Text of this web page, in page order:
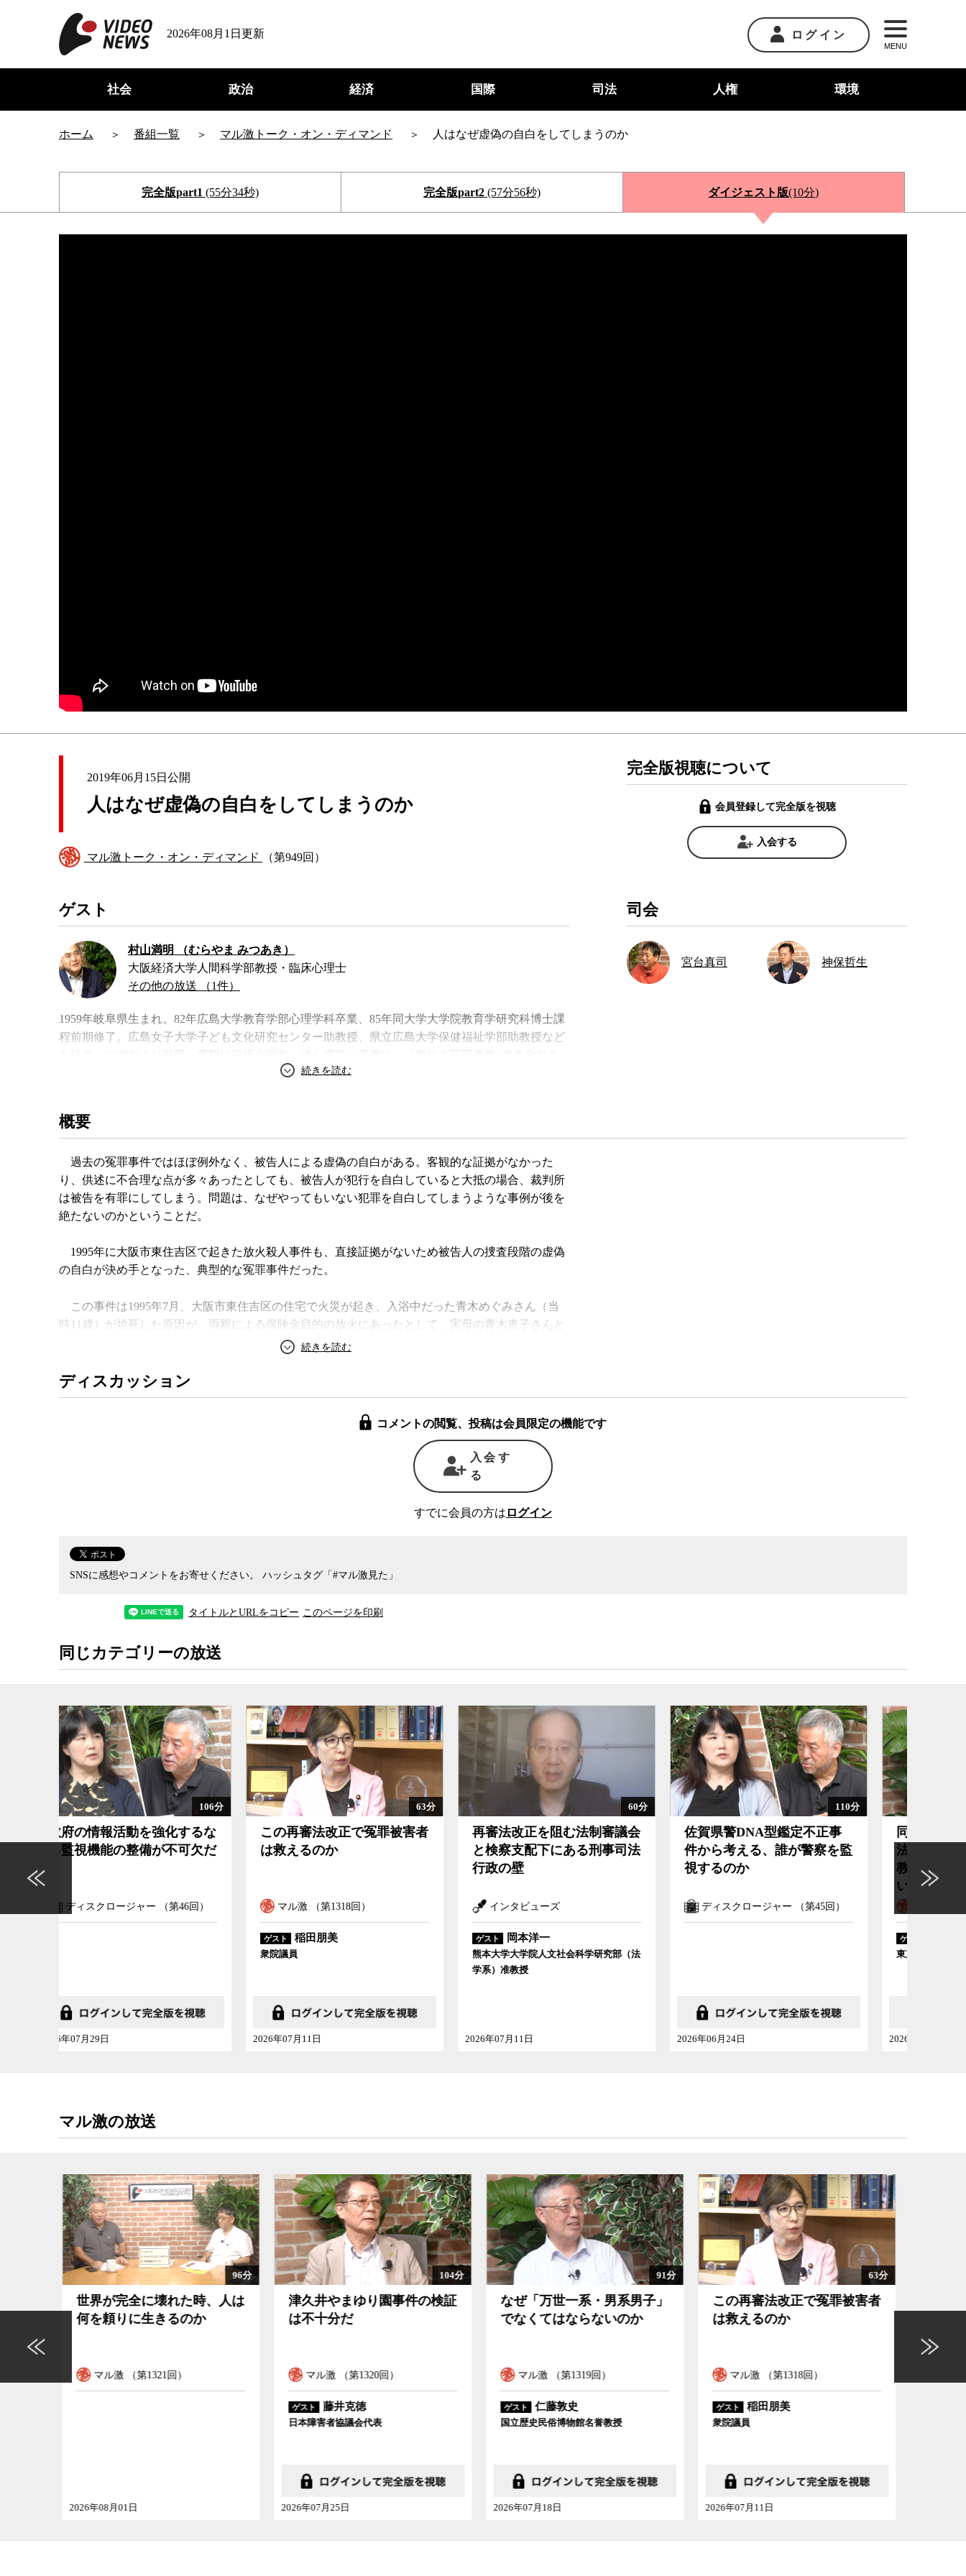
2026年08月1日更新 ログイン
MENU
社会 政治 経済 国際 司法 人権 環境
ホーム 番組一覧 マル激トーク・オン・ディマンド 人はなぜ虚偽の自白をしてしまうのか
完全版part1 (55分34秒) 完全版part2 (57分56秒) ダイジェスト版(10分)
2019年06月15日公開
人はなぜ虚偽の自白をしてしまうのか
マル激トーク・オン・ディマンド （第949回）
完全版視聴について
会員登録して完全版を視聴
入会する
ゲスト
村山満明 （むらやま みつあき）
大阪経済大学人間科学部教授・臨床心理士
その他の放送 （1件）
1959年岐阜県生まれ。82年広島大学教育学部心理学科卒業、85年同大学大学院教育学研究科博士課
程前期修了。広島女子大学子ども文化研究センター助教授、県立広島大学保健福祉学部助教授など
』、編著に『尼崎事件 支配・服従の心理分析』など。
東住吉冤罪事件: 虚偽自白の心
司会
宮台真司 神保哲生
概要
過去の冤罪事件ではほぼ例外なく、被告人による虚偽の自白がある。客観的な証拠がなかった
り、供述に不合理な点が多々あったとしても、被告人が犯行を自白していると大抵の場合、裁判所
は被告を有罪にしてしまう。問題は、なぜやってもいない犯罪を自白してしまうような事例が後を
絶たないのかということだ。
1995年に大阪市東住吉区で起きた放火殺人事件も、直接証拠がないため被告人の捜査段階の虚偽
の自白が決め手となった、典型的な冤罪事件だった。
この事件は1995年7月、大阪市東住吉区の住宅で火災が起き、入浴中だった青木めぐみさん（当
時11歳）が焼死した原因が、両親による保険金目的の放火にあったとして、実母の青木恵子さんと
その内縁の夫・朴龍晧（ぼくたつひろ）さんが放火殺人の容疑で逮捕されたというもの。99年に大
が、その後、弁護団による実証実験によって自白通りに放火することが不可能だったことが明らか
になり、12年に再審が決定。15年に2人は釈放され16年に無罪が確定した。
結果的に火事で自分の娘を亡くした夫婦がやってもいない殺人の罪に問われ、20年もの間、自由
犯行を裏付ける直接証拠がなかったこの事件では、公判で両人ともに無罪を主張したが、実行犯
とされた朴さんの捜査段階の自白が最後までついて回り、それが有罪の決め手となった。
の控訴審で被告人だった青木恵子さんの精神鑑定を担当し、なぜ彼女が取り調べ段階で虚偽の自白
をしてしまったのかに関する鑑定書を提出している。
村山氏によると、被告人の2人が虚偽の自白をしてしまった背景には、ご多分に漏れず、警察に
の嘘の証言を使って被告人の孤立感を高めたり、被告人の容疑が科学的な実験で裏付けられている
かのようなデータを示したり、切り違え尋問を巧みに利用するなど、被告人を心理的に追い詰めて
的な圧力により、被告人はいくら弁解しても警察はまったく聞く耳を持たないことに対する諦め
や、長時間に及ぶ高圧的かつ暴力的な取り調べから一刻も早く逃れたいという強い欲求、誰も味方
をしてくれないという孤立感、あたかも被告人の犯行を裏付ける証拠が完璧に揃っているかのよう
に思わされることからくる絶望感などで、虚偽の自白をしてしまう。警察や検察が自白を強要して
いるというよりも、被告人が自ら進んで自白調書を書くように仕向けられているというのが実情だ
と、村山氏は言う。
特に青木さんの場合は上記の諸条件に加え、火事で実の娘を亡くしたことのショックと、娘を救
うことができなかったという罪悪感、悲しみに暮れる間もなく犯人扱いされてしまったことの衝撃
などが重なり、「死にたい」という自暴自棄な精神状態の中で、最初の自白調書を書かされてい
また、この事件で冤罪につながった要因として、捜査機関による数々の違法な取り調べの存在も
無視することはできない。被告人を虚偽の自白に追い込む背景には、それを可能にしている違法な
取り調べが必ずと言っていいほど存在している。今回も弁護人依頼権の侵害や虚偽供述の突き付
け、暴行、切り違え尋問（朴さんには青木さんは犯行を自白していると嘘を言い、青木さんには朴
になると脅したり、犯行を認めなければ別の不都合な情報を世間にばらすというような脅しなど、
で詳細だというだけで信用できると考えるべきではないこと、一度有罪と受け止めてしまうと、そ
れに反する情報をシャットアウトしてしまう「認知バイアス」により自覚的でなければならないな
が矛盾していないから、自白は信用できる」とする、小学生でもわかるようなトートロジーで自白
の信用性を認めていることについては、再考の必要があるとしてこれを厳しく批判する。
東住吉放火殺人事件の他、広島港フェリー甲板長事件や尼崎事件などで被告人の精神鑑定を担当
した村山氏と、人が虚偽の自白をしてしまう理由と、虚偽自白に基づく冤罪事件をいかにして防ぐ
かなどについて、ジャーナリストの神保哲生、社会学者の宮台真司が議論した。
ディスカッション
コメントの閲覧、投稿は会員限定の機能です
入会す
る
すでに会員の方は ログイン
SNSに感想やコメントをお寄せください。 ハッシュタグ「#マル激見た」
タイトルとURLをコピー このページを印刷
同じカテゴリーの放送
63分
この再審法改正で冤罪被害者
は救えるのか
マル激 （第1318回）
2026年07月11日
60分
再審法改正を阻む法制審議会
と検察支配下にある刑事司法
インタビューズ
ゲスト 岡本洋一
熊本大学大学院人文社会科学研究部（法
2026年07月11日
110分
佐賀県警DNA型鑑定不正事
件から考える、誰が警察を監
視するのか
ディスクロージャー （第45回）
2026年06月24日
130分
同志社国際高校への教育基本
法14条違反認定が投げかける
教育の政治的中立とは何かと
マル激 （第1315回）
2026年06月20日
する
マル激の放送
104分
津久井やまゆり園事件の検証
は不十分だ
マル激 （第1320回）
2026年07月25日
91分
なぜ「万世一系・男系男子」
でなくてはならないのか
マル激 （第1319回）
ゲスト 仁藤敦史
国立歴史民俗博物館名誉教授
2026年07月18日
63分
この再審法改正で冤罪被害者
は救えるのか
マル激 （第1318回）
ゲスト 稲田朋美
衆院議員
2026年07月11日
102分
日本が金利のある時代に戻る
ということの意味
マル激 （第1317回）
ゲスト 中空麻奈
かんぽ経済研究所主席研究員
2026年07月04日
ル